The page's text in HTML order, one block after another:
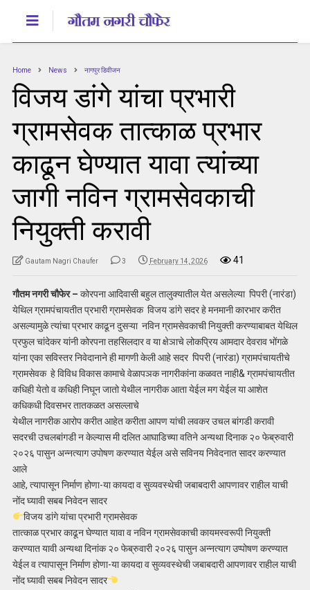
Home News नागपुर डिवीजन
विजय डांगे यांचा प्रभारी
ग्रामसेवक तात्काळ प्रभार
काढून घेण्यात यावा त्यांच्या
जागी नविन ग्रामसेवकाची
नियुक्ती करावी
Gautam Nagri Chaufer 3 February 14, 2026 41
गौतम नगरी चौफेर – कोरपना आदिवासी बहुल तालुक्यातील येत असलेल्या पिपरी (नारंडा)
येथिल ग्रामपंचायतीत प्रभारी ग्रामसेवक विजय डांगे सदर हे मनमानी कारभार करीत
असल्यामुळे त्यांचा प्रभार काढून दुसऱ्या नविन ग्रामसेवकाची नियुक्ती करण्याबाबत येथिल
प्रफुल चांदेकर यांनी कोरपना तहसिलदार व या क्षेञाचे लोकप्रिय आमदार देवराव भोंगळे
यांना एका सविस्तर निवेदानाने ही मागणी केली आहे सदर पिपरी (नारंडा) ग्रामपंचायतीचे
ग्रामसेवक हे विविध विकास कामाचे वेळापञक नागरीकांना कळवत नाही& ग्रामपंचायतीत
कधिही येतो व कधिही निघून जातो येथील नागरीक आता येईल मग येईल या आशेत
कधिकधी दिवसभर तातकळत असल्लाचे
येथील नागरीक आरोप करीत आहेत करीता आपण यांची लवकर उचल बांगडी करावी
सदरची उचलबांगडी न केल्यास मी दलित आघाडिच्या वतिने अन्यथा दिनाक २० फेब्रुवारी
२०२६ पासुन अन्नत्याग उपोषण करण्यात येईल असे सविनय निवेदनात सादर करण्यात
आले
आहे, त्यापासून निर्माण होणा-या कायदा व सुव्यवस्थेची जबाबदारी आपणावर राहील याची
नोंद घ्यावी सबब निवेदन सादर
विजय डांगे यांचा प्रभारी ग्रामसेवक
तात्काळ प्रभार काढून घेण्यात यावा व नविन ग्रामसेवकाची कायमस्वरूपी नियुक्ती
करण्यात यावी अन्यथा दिनांक २० फेब्रुवारी २०२६ पासुन अन्नत्याग उप्पोषण करण्यात
येईल व त्यापासून निर्माण होणा-या कायदा व सुव्यवस्थेची जबाबदारी आपणावर राहील याची
नोंद घ्यावी सबब निवेदन सादर